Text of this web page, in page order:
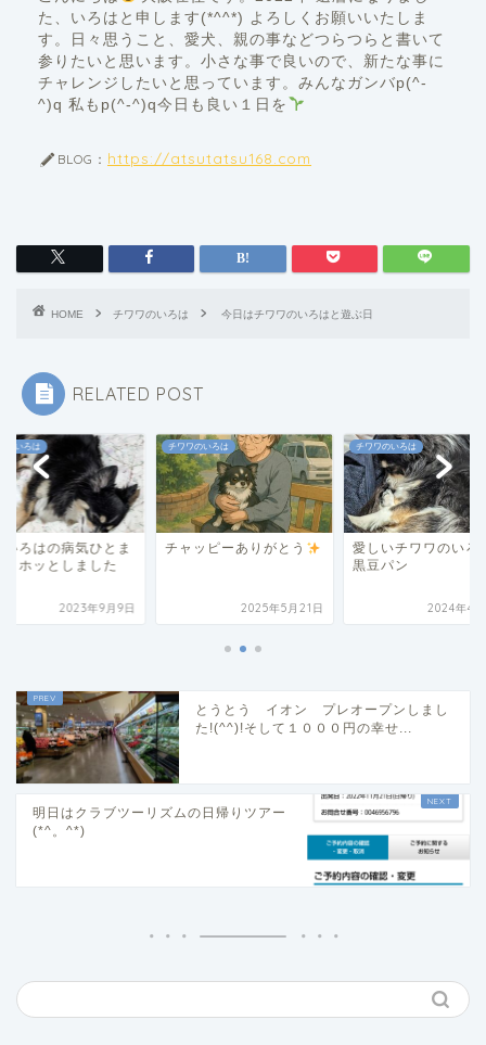
た、いろはと申します(*^^*) よろしくお願いいたしま
す。日々思うこと、愛犬、親の事などつらつらと書いて
参りたいと思います。小さな事で良いので、新たな事に
チャレンジしたいと思っています。みんなガンバp(^-
^)q 私もp(^-^)q今日も良い１日を
BLOG： https://atsutatsu168.com
HOME チワワのいろは 今日はチワワのいろはと遊ぶ日
RELATED POST
のいろは
いろはの病気ひとま
、ホッとしました
2023年9月9日
チワワのいろは
チャッピーありがとう
2025年5月21日
チワワのいろは
愛しいチワワのいろ
黒豆パン
2024年4
とうとう イオン プレオープンしまし
た!(^^)!そして１０００円の幸せ...
明日はクラブツーリズムの日帰りツアー
(*^。^*)